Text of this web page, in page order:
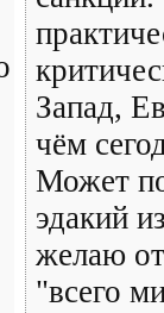
Запад,
чём
Может
эдакий
желаю
"всего